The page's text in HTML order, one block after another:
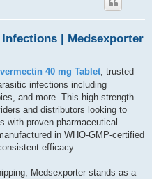
| Medsexporter
Ivermectin 40 mg Tablet, trusted
infections including
and more. This high-strength
and distributors looking to
with proven pharmaceutical
in WHO-GMP-certified
efficacy.
Medsexporter stands as a